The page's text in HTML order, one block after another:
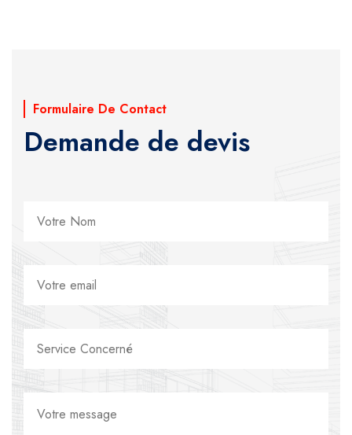
Formulaire De Contact
Demande de devis